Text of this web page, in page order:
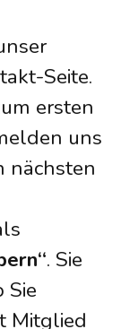
Seite.
ersten
uns
nächsten
. Sie
Sie
Mitglied